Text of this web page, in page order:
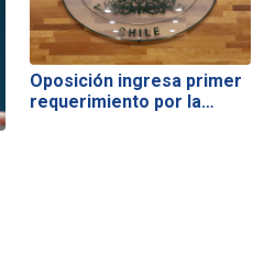
Oposición ingresa primer
requerimiento por la…